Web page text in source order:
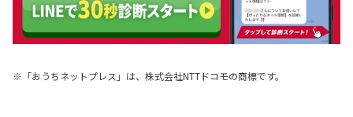
電話 5g スマホ
置くだけ パソコン 戸建
アパート
※「おうちネットプレス」は、株式会社NTTドコモの商標です。